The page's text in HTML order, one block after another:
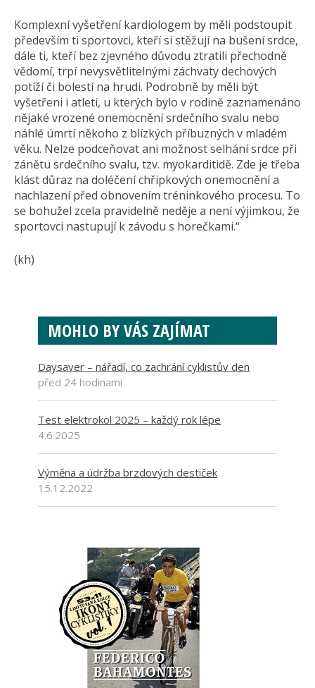
Komplexní vyšetření kardiologem by měli podstoupit
především ti sportovci, kteří si stěžují na bušení srdce,
dále ti, kteří bez zjevného důvodu ztratili přechodně
vědomí, trpí nevysvětlitelnými záchvaty dechových
potíží či bolestí na hrudi. Podrobně by měli být
vyšetřeni i atleti, u kterých bylo v rodině zaznamenáno
nějaké vrozené onemocnění srdečního svalu nebo
náhlé úmrtí někoho z blízkých příbuzných v mladém
věku. Nelze podceňovat ani možnost selhání srdce při
zánětu srdečního svalu, tzv. myokarditidě. Zde je třeba
klást důraz na doléčení chřipkových onemocnění a
nachlazení před obnovením tréninkového procesu. To
se bohužel zcela pravidelně neděje a není výjimkou, že
sportovci nastupují k závodu s horečkami.“
(kh)
MOHLO BY VÁS ZAJÍMAT
Daysaver – nářadí, co zachrání cyklistův den
před 24 hodinami
Test elektrokol 2025 – každý rok lépe
4.6.2025
Výměna a údržba brzdových destiček
15.12.2022